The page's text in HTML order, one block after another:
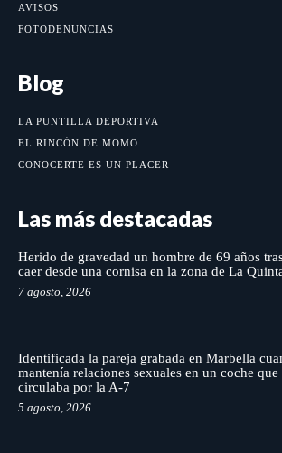
AVISOS
FOTODENUNCIAS
Blog
LA PUNTILLA DEPORTIVA
EL RINCÓN DE MOMO
CONOCERTE ES UN PLACER
Las más destacadas
Herido de gravedad un hombre de 69 años
caer desde una cornisa en la zona de La
7 agosto, 2026
Identificada la pareja grabada en Marbella
mantenía relaciones sexuales en un coche que
circulaba por la A-7
5 agosto, 2026